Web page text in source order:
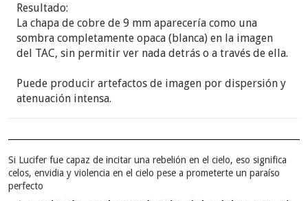
Resultado:
La chapa de cobre de 9 mm aparecería como una
sombra completamente opaca (blanca) en la imagen
del TAC, sin permitir ver nada detrás o a través de ella.
Puede producir artefactos de imagen por dispersión y
atenuación intensa.
Si Lucifer fue capaz de incitar una rebelión en el cielo, eso significa
celos, envidia y violencia en el cielo pese a prometerte un paraíso
perfecto